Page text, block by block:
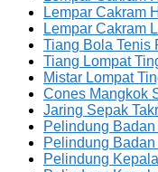
Lempar Cakram
Lempar Cakram
Tiang Bola Tenis
Tiang Lompat
Mistar Lompat
Cones Mangkok
Jaring Sepak
Pelindung
Pelindung
Pelindung